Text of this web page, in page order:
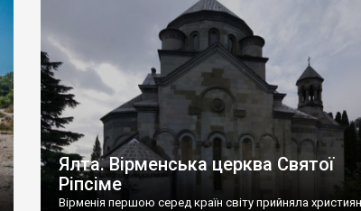
називаються «повстяками» (postaki)…” “Вино. Крим
виробляє відмінне вино і його вдосталь: воно все
легке біле і дуже […]
Ялта. Вірменська церква Святої
Ріпсіме
Вірменія першою серед країн світу прийняла